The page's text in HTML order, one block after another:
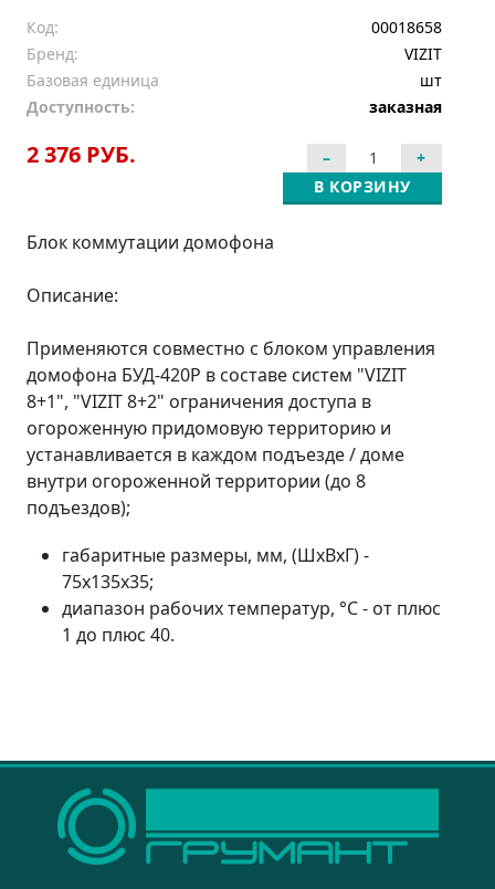
Код:
00018658
Бренд:
VIZIT
Базовая единица
шт
Доступность:
заказная
2 376 РУБ.
В КОРЗИНУ
Блок коммутации домофона
Описание:
Применяются совместно с блоком управления
домофона БУД-420Р в составе систем "VIZIT
8+1", "VIZIT 8+2" ограничения доступа в
огороженную придомовую территорию и
устанавливается в каждом подъезде / доме
внутри огороженной территории (до 8
подъездов);
габаритные размеры, мм, (ШхВхГ) -
75х135х35;
диапазон рабочих температур, °С - от плюс
1 до плюс 40.